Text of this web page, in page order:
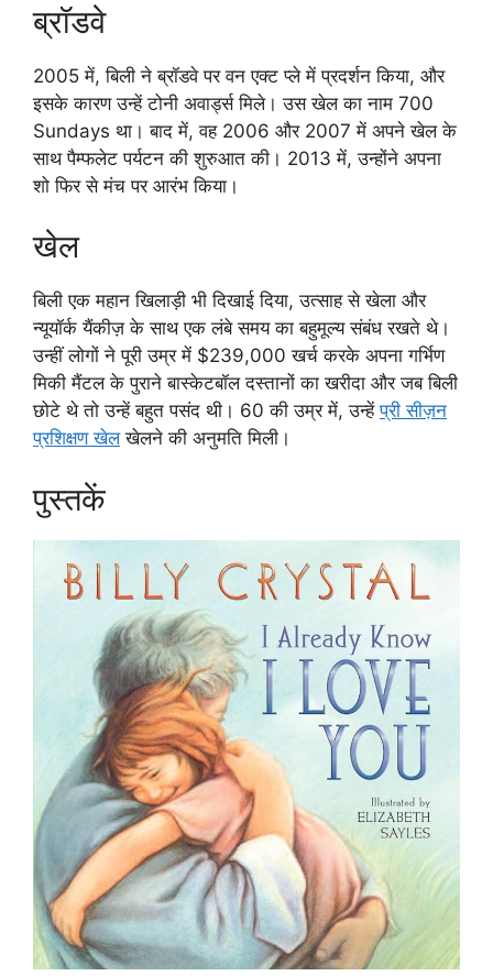
ब्रॉडवे
2005 में, बिली ने ब्रॉडवे पर वन एक्ट प्ले में प्रदर्शन किया, और
इसके कारण उन्हें टोनी अवार्ड्स मिले। उस खेल का नाम 700
Sundays था। बाद में, वह 2006 और 2007 में अपने खेल के
साथ पैम्फलेट पर्यटन की शुरुआत की। 2013 में, उन्होंने अपना
शो फिर से मंच पर आरंभ किया।
खेल
बिली एक महान खिलाड़ी भी दिखाई दिया, उत्साह से खेला और
न्यूयॉर्क यैंकीज़ के साथ एक लंबे समय का बहुमूल्य संबंध रखते थे।
उन्हीं लोगों ने पूरी उम्र में $239,000 खर्च करके अपना गर्भिण
मिकी मैंटल के पुराने बास्केटबॉल दस्तानों का खरीदा और जब बिली
छोटे थे तो उन्हें बहुत पसंद थी। 60 की उम्र में, उन्हेंप्री सीज़न
प्रशिक्षण खेलखेलने की अनुमति मिली।
पुस्तकें